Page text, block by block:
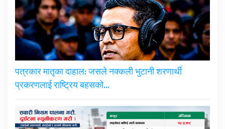
पत्रकार मातृका दाहाल: जसले नक्कली भुटानी शरणार्थी
प्रकरणलाई राष्ट्रिय बहसको…